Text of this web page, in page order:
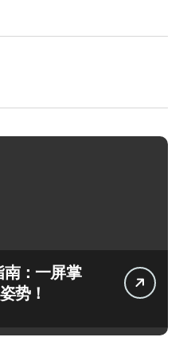
：一屏掌
势！